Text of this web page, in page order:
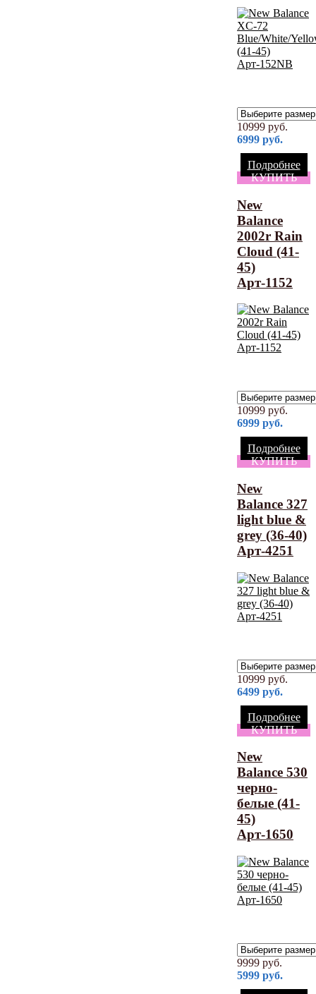
10999 руб.
6999 руб.
Подробнее
КУПИТЬ
New
Balance
2002r Rain
Cloud (41-
45)
Арт-1152
10999 руб.
6999 руб.
Подробнее
КУПИТЬ
New
Balance 327
light blue &
grey (36-40)
Арт-4251
10999 руб.
6499 руб.
Подробнее
КУПИТЬ
New
Balance 530
черно-
белые (41-
45)
Арт-1650
9999 руб.
5999 руб.